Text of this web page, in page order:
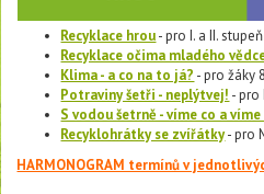
Recyklace hrou- pro I. a II.
Recyklace očima mladého
Klima - a co na to já? - pro žáky
Potraviny šetři - neplýtvej! - pro
S vodou šetrně - víme co a
Recyklohrátky se zvířátky- pro
HARMONOGRAM termínů v